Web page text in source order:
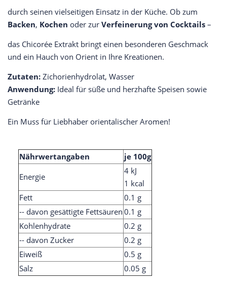
durch seinen vielseitigen Einsatz in der Küche. Ob zum
Backen, Kochen oder zurVerfeinerung von Cocktails–
das Chicorée Extrakt bringt einen besonderen Geschmack
und ein Hauch von Orient in Ihre Kreationen.
Zutaten:Zichorienhydrolat, Wasser
Anwendung: Ideal für süße und herzhafte Speisen sowie
Getränke
Ein Muss für Liebhaber orientalischer Aromen!
Nährwertangaben
je 100g
Energie
4 kJ
1 kcal
Fett
0.1 g
-- davon gesättigte Fettsäuren0.1 g
Kohlenhydrate
0.2 g
-- davon Zucker
0.2 g
Eiweiß
0.5 g
Salz
0.05 g